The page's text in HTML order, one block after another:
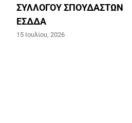
ΣΥΛΛΟΓΟΥ ΣΠΟΥΔΑΣΤΩΝ
ΕΣΔΔΑ
15 Ιουλίου, 2026